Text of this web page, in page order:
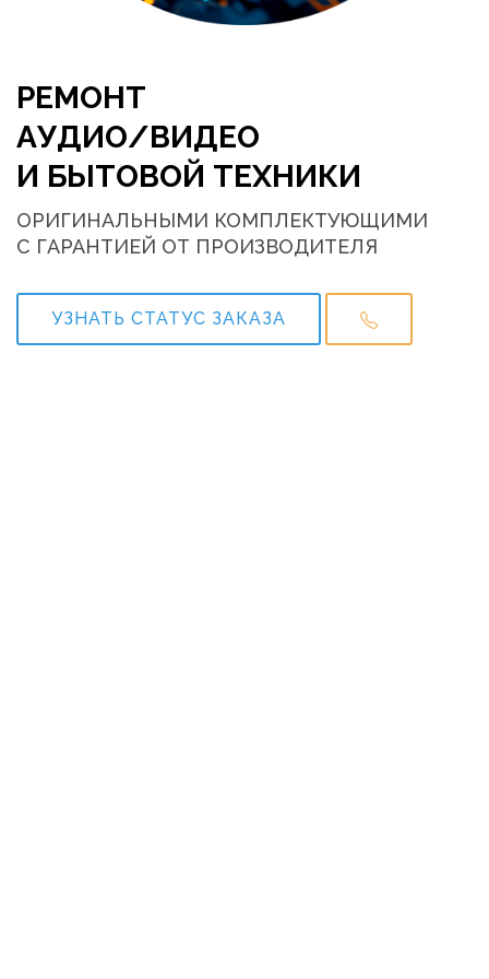
РЕМОНТ
АУДИО/ВИДЕО
И БЫТОВОЙ ТЕХНИКИ
ОРИГИНАЛЬНЫМИ КОМПЛЕКТУЮЩИМИ
С ГАРАНТИЕЙ ОТ ПРОИЗВОДИТЕЛЯ
УЗНАТЬ СТАТУС ЗАКАЗА